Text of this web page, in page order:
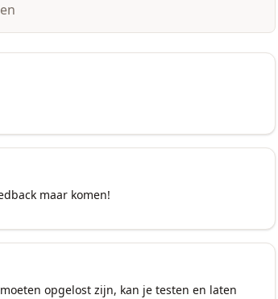
maar komen!
opgelost zijn, kan je testen en laten